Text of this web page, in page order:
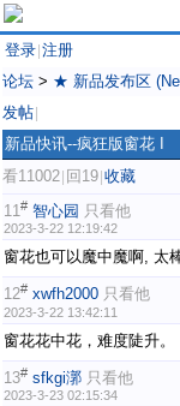
登录 注册
论坛 > ★ 新品发布区
发帖
新品快讯--疯狂版窗花 I
看11002 回19 收藏
11# 智心园 只看他
2023-3-22 12:19:42
窗花也可以魔中魔啊, 太
12# xwfh2000 只看他
2023-3-22 13:42:11
窗花花中花，难度陡升。
13# sfkgi漷 只看他
2023-3-23 02:15:34